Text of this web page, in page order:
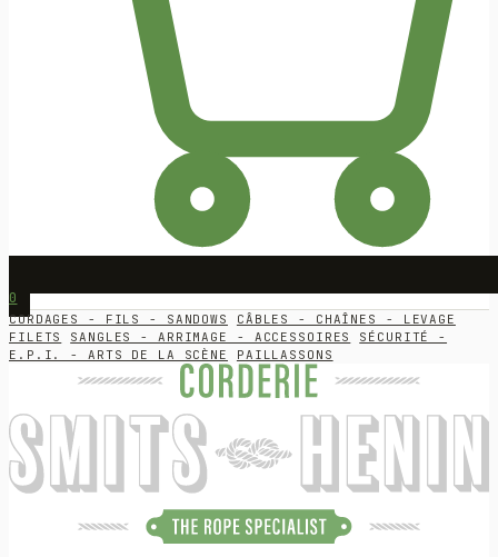
0
CORDAGES - FILS - SANDOWS
CÂBLES - CHAÎNES - LEVAGE
FILETS
SANGLES - ARRIMAGE - ACCESSOIRES
SÉCURITÉ -
E.P.I. - ARTS DE LA SCÈNE
PAILLASSONS